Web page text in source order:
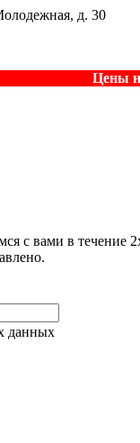
д. 30
Цены
с вами в течение
данных